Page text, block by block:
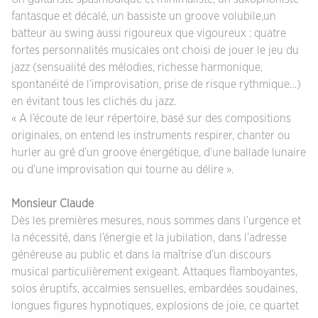
fantasque et décalé, un bassiste un groove volubile,un
batteur au swing aussi rigoureux que vigoureux : quatre
fortes personnalités musicales ont choisi de jouer le jeu du
jazz (sensualité des mélodies, richesse harmonique,
spontanéité de l’improvisation, prise de risque rythmique…)
en évitant tous les clichés du jazz.
« A l’écoute de leur répertoire, basé sur des compositions
originales, on entend les instruments respirer, chanter ou
hurler au gré d’un groove énergétique, d’une ballade lunaire
ou d’une improvisation qui tourne au délire ».
Monsieur Claude
Dès les premières mesures, nous sommes dans l’urgence et
la nécessité, dans l’énergie et la jubilation, dans l’adresse
généreuse au public et dans la maîtrise d’un discours
musical particulièrement exigeant. Attaques flamboyantes,
solos éruptifs, accalmies sensuelles, embardées soudaines,
longues figures hypnotiques, explosions de joie, ce quartet